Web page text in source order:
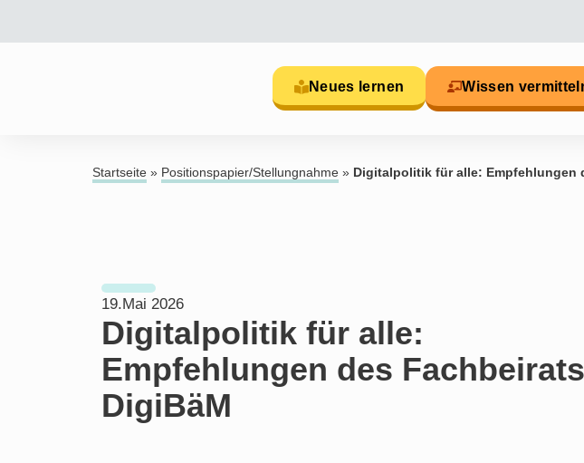
Neues lernen Wissen
Startseite » Positionspapier/Stellungnahme » Digitalpolitik für alle: Empfehlungen
19.Mai 2026
Digitalpolitik für alle:
Empfehlungen des Fachbeirats
DigiBäM